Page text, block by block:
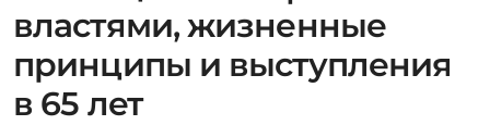
властями, жизненные
принципы и выступления
в 65 лет